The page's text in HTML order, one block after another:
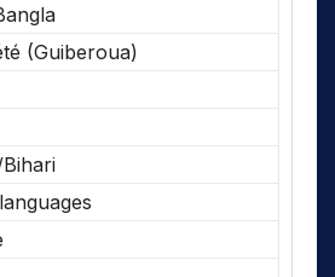
(Guiberoua)